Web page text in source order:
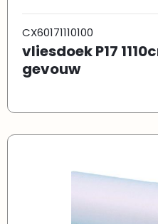
CX60171110100
vliesdoek P17
gevouw